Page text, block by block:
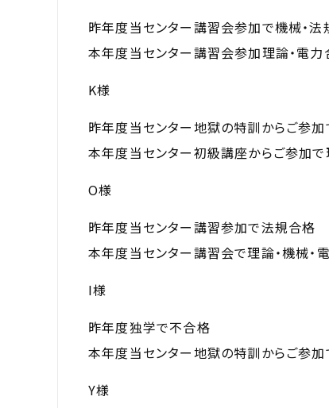
昨年度当センター講習会参加で機械・法
本年度当センター講習会参加理論・電
K様
昨年度当センター地獄の特訓からご参
本年度当センター初級講座からご参加
O様
昨年度当センター講習参加で法規合格
本年度当センター講習会で理論・機械・
I様
昨年度独学で不合格
本年度当センター地獄の特訓からご参
Y様